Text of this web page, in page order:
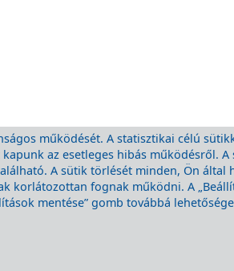
működését. A statisztikai célú
az esetleges hibás működésről. A
A sütik törlését minden, Ön által
korlátozottan fognak működni. A
mentése” gomb továbbá